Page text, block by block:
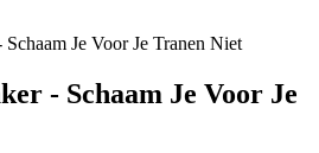
Je Voor Je Tranen Niet
- Schaam Je Voor Je